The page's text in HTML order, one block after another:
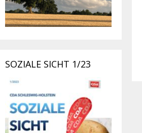
SOZIALE SICHT 1/23